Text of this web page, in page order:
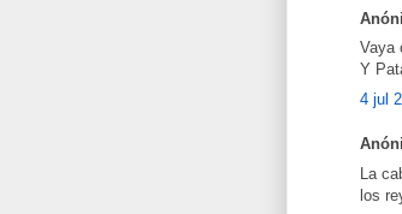
Vaya
Y
4 jul
La
los